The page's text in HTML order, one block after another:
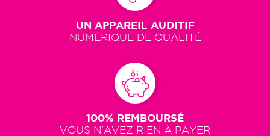
UN APPAREIL AUDITIF
NUMÉRIQUE DE QUALITÉ
100% REMBOURSÉ
VOUS N'AVEZ RIEN À PAYER